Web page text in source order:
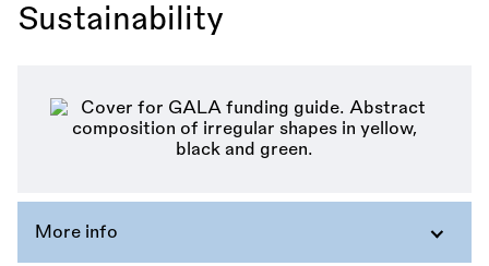
Sustainability
More info